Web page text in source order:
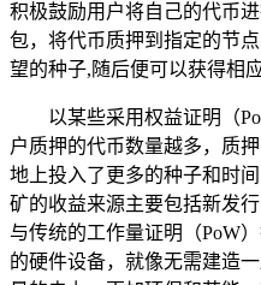
积极鼓励用户将自己的代币
包，将代币质押到指定的节
望的种子,随后便可以获得相
以某些采用权益证明（
户质押的代币数量越多，质
地上投入了更多的种子和时
矿的收益来源主要包括新发
与传统的工作量证明（PoW
的硬件设备，就像无需建造